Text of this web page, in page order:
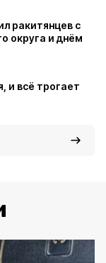
ракитянцев с
округа и днём
и всё трогает